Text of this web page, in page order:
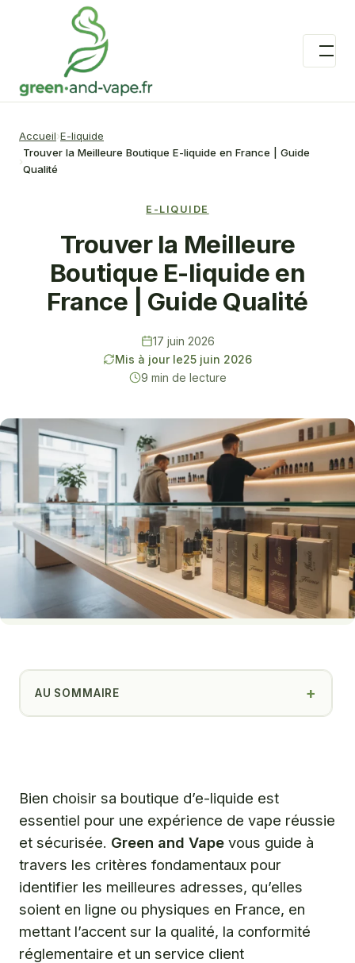
Accueil E-liquide
Trouver la Meilleure Boutique E-liquide en France | Guide
Qualité
E-LIQUIDE
Trouver la Meilleure
Boutique E-liquide en
France | Guide Qualité
17 juin 2026
Mis à jour le25 juin 2026
9 min de lecture
AU SOMMAIRE
acheter votre e-liquide en ligne ou en magasin ?
Maximiser votre expérience de vapoteur : au-delà de
l’achat d’e-liquide
Questions fréquentes
Bien choisir sa boutique d’e-liquide est
essentiel pour une expérience de vape réussie
et sécurisée. Green and Vape vous guide à
travers les critères fondamentaux pour
identifier les meilleures adresses, qu’elles
soient en ligne ou physiques en France, en
mettant l’accent sur la qualité, la conformité
réglementaire et un service client